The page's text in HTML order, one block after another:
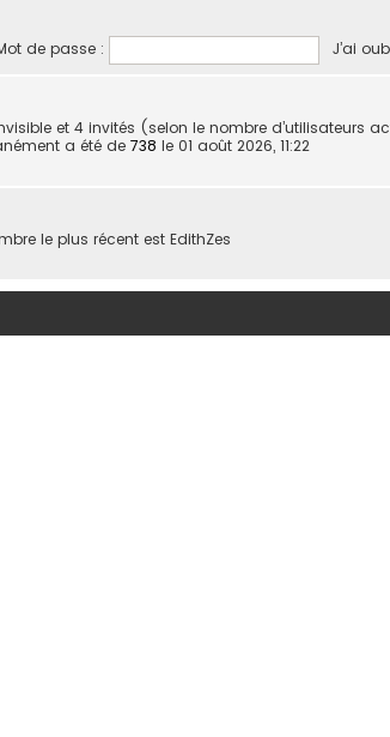
de passe : J’ai
et 4 invités (selon le nombre d’utilisateurs
a été de 738 le 01 août 2026, 11:22
le plus récent est EdithZes